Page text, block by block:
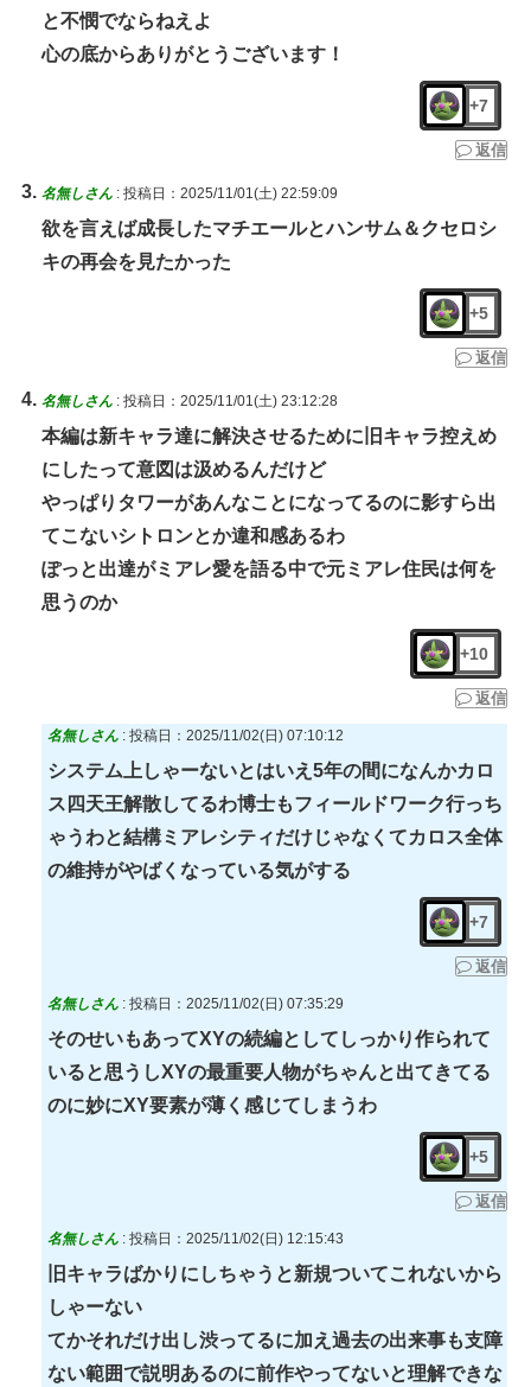
と不憫でならねえよ
心の底からありがとうございます！
+7
返信
名無しさん : 投稿日：2025/11/01(土) 22:59:09
欲を言えば成長したマチエールとハンサム＆クセロシ
キの再会を見たかった
+5
返信
名無しさん : 投稿日：2025/11/01(土) 23:12:28
本編は新キャラ達に解決させるために旧キャラ控えめ
にしたって意図は汲めるんだけど
やっぱりタワーがあんなことになってるのに影すら出
てこないシトロンとか違和感あるわ
ぽっと出達がミアレ愛を語る中で元ミアレ住民は何を
思うのか
+10
返信
名無しさん : 投稿日：2025/11/02(日) 07:10:12
システム上しゃーないとはいえ5年の間になんかカロ
ス四天王解散してるわ博士もフィールドワーク行っち
ゃうわと結構ミアレシティだけじゃなくてカロス全体
の維持がやばくなっている気がする
+7
返信
名無しさん : 投稿日：2025/11/02(日) 07:35:29
そのせいもあってXYの続編としてしっかり作られて
いると思うしXYの最重要人物がちゃんと出てきてる
のに妙にXY要素が薄く感じてしまうわ
+5
返信
名無しさん : 投稿日：2025/11/02(日) 12:15:43
旧キャラばかりにしちゃうと新規ついてこれないから
しゃーない
てかそれだけ出し渋ってるに加え過去の出来事も支障
ない範囲で説明あるのに前作やってないと理解できな